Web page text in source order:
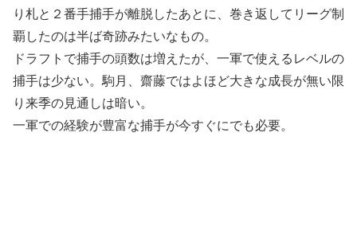
り札と２番手捕手が離脱したあとに、巻き返してリーグ制
覇したのは半ば奇跡みたいなもの。
ドラフトで捕手の頭数は増えたが、一軍で使えるレベルの
捕手は少ない。駒月、齋藤ではよほど大きな成長が無い限
り来季の見通しは暗い。
一軍での経験が豊富な捕手が今すぐにでも必要。